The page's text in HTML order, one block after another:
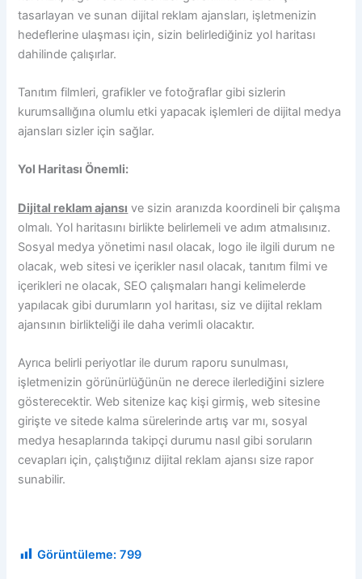
tasarlayan ve sunan dijital reklam ajansları, işletmenizin
hedeflerine ulaşması için, sizin belirlediğiniz yol haritası
dahilinde çalışırlar.
Tanıtım filmleri, grafikler ve fotoğraflar gibi sizlerin
kurumsallığına olumlu etki yapacak işlemleri de dijital medya
ajansları sizler için sağlar.
Yol Haritası Önemli:
Dijital reklam ajansı ve sizin aranızda koordineli bir çalışma
olmalı. Yol haritasını birlikte belirlemeli ve adım atmalısınız.
Sosyal medya yönetimi nasıl olacak, logo ile ilgili durum ne
olacak, web sitesi ve içerikler nasıl olacak, tanıtım filmi ve
içerikleri ne olacak, SEO çalışmaları hangi kelimelerde
yapılacak gibi durumların yol haritası, siz ve dijital reklam
ajansının birlikteliği ile daha verimli olacaktır.
Ayrıca belirli periyotlar ile durum raporu sunulması,
işletmenizin görünürlüğünün ne derece ilerlediğini sizlere
gösterecektir. Web sitenize kaç kişi girmiş, web sitesine
girişte ve sitede kalma sürelerinde artış var mı, sosyal
medya hesaplarında takipçi durumu nasıl gibi soruların
cevapları için, çalıştığınız dijital reklam ajansı size rapor
sunabilir.
Görüntüleme: 799